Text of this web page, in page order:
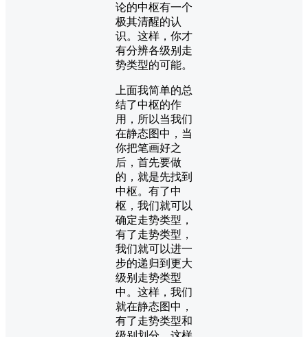
论的中枢有一个
极其清醒的认
识。这样，你才
有分辨各级别走
势类型的可能。
上面我简单的总
结了中枢的作
用，所以当我们
在静态图中，当
你把笔画好之
后，首先要做
的，就是先找到
中枢。有了中
枢，我们就可以
确定走势类型，
有了走势类型，
我们就可以进一
步的递归到更大
级别走势类型
中。这样，我们
就在静态图中，
有了走势类型和